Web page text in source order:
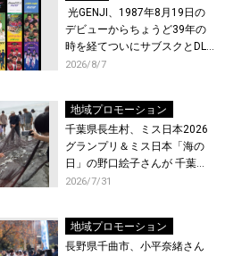
光GENJI、1987年8月19日の
デビューからちょうど39年の
時を経てついにサブスクとDL
配信が解禁！
2026/8/7
地域プロモーション
千葉県長生村、ミス日本2026
グランプリ＆ミス日本「海の
日」の野口絵子さんが 千葉県
唯一の村・長生村で地引網を
2026/7/31
地域プロモーション
長野県千曲市、小平奈緒さん